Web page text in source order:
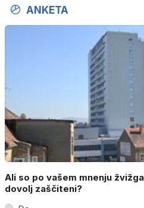
ANKETA
Ali so po vašem mnenju
dovolj zaščiteni?